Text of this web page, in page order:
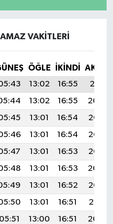
VAKITLERI
ÖĞLE İKINDI
13:02 16:55
20:11
13:02 16:55
20:09
13:01 16:54
20:08
13:01 16:54
20:07
13:01 16:53
20:05
13:01 16:53
20:04
13:01 16:52
20:03
13:01 16:51
20:01
05:51 13:00 16:51
20:00